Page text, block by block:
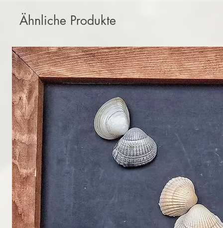
Ähnliche Produkte